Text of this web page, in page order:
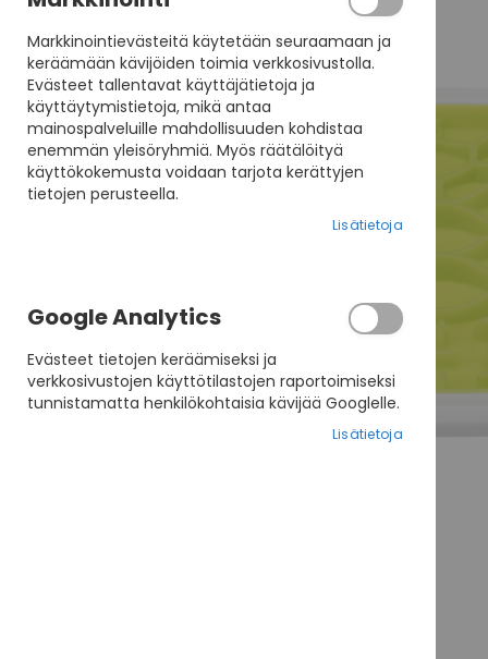
end
of
the
images
gallery
Markkinointievästeitä käytetään seuraamaan ja
keräämään kävijöiden toimia verkkosivustolla.
Evästeet tallentavat käyttäjätietoja ja
käyttäytymistietoja, mikä antaa
mainospalveluille mahdollisuuden kohdistaa
enemmän yleisöryhmiä. Myös räätälöityä
käyttökokemusta voidaan tarjota kerättyjen
tietojen perusteella.
Lisätietoja
Google Analytics
Evästeet tietojen keräämiseksi ja
verkkosivustojen käyttötilastojen raportoimiseksi
tunnistamatta henkilökohtaisia kävijää Googlelle.
Lisätietoja